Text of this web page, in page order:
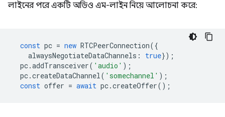
লাইনের পরে একটি অডিও এম-লাইন নিয়ে আলোচনা করে:
const pc = new RTCPeerConnection({
alwaysNegotiateDataChannels : true});
pc.addTransceiver( 'audio' );
pc.createDataChannel( 'somechannel' );
const offer = await pc.createOffer();